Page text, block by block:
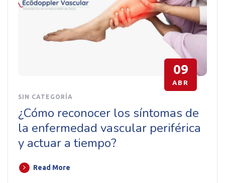
09
ABR
SIN CATEGORÍA
¿Cómo reconocer los síntomas de
la enfermedad vascular periférica
y actuar a tiempo?
Read More